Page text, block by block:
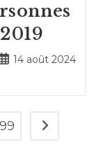
14 août 2024
99 Aller à la